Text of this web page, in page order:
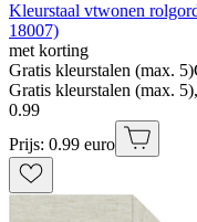
Kleurstaal vtwonen
18007)
met korting
Gratis kleurstalen (max. 5)
Gratis kleurstalen (max.
0.99
Prijs: 0.99 euro